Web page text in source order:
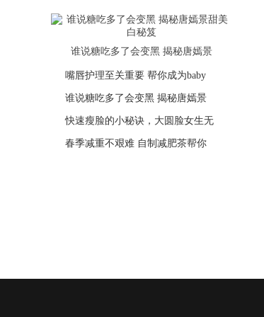
谁说糖吃多了会变黑 揭秘唐嫣景
嘴唇护理至关重要 帮你成为baby
谁说糖吃多了会变黑 揭秘唐嫣景
快速瘦脸的小秘诀，大圆脸女生无
春季减重不艰难 自制减肥茶帮你
女王节和金领冠相约喜马拉雅，享
如何让眼部保持一个年轻的状态？
自制面膜还你婴儿般肌肤 最好
你家的面膜你用对了吗？ 仙女
麻花辫编发让你轻松靓丽出行 风